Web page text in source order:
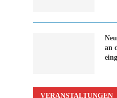
an
VERANSTALTUNGEN